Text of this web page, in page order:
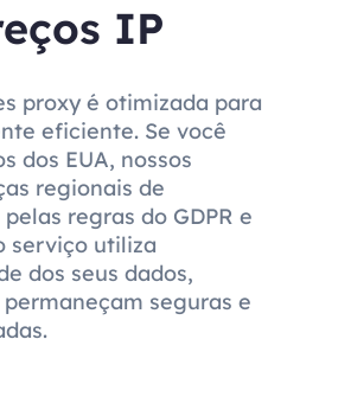
IP
proxy é otimizada para
eficiente. Se você
dos EUA, nossos
regionais de
regras do GDPR e
serviço utiliza
dos seus dados,
seguras e